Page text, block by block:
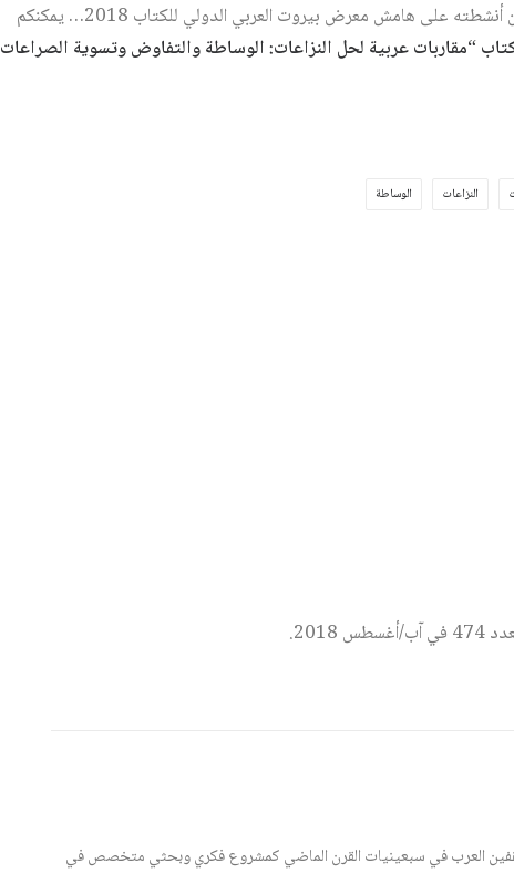
وقد عقد مركز دراسات الوحدة العربية ندوة حول الكتاب ضمن أنشطته على هامش معرض بيروت العربي الدولي للكتاب 2018… يمكنكم
“مقاربات عربية لحل النزاعات: الوساطة والتفاوض وتسوية الصراعات
النزاعات الوساطة
العرب في سبعينيات القرن الماضي كمشروع فكري وبحثي متخصص في